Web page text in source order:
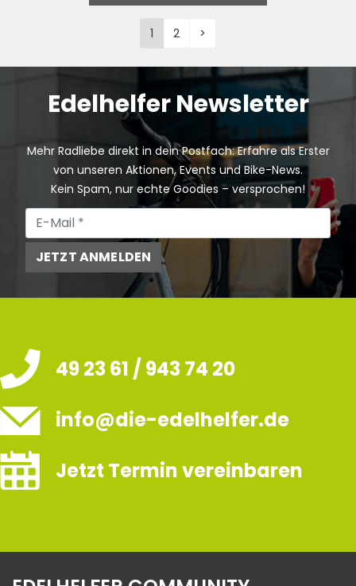
1 2 >
Edelhelfer Newsletter
Mehr Radliebe direkt in dein Postfach: Erfahre als Erster
von unseren Aktionen, Events und Bike-News.
Kein Spam, nur echte Goodies – versprochen!
JETZT ANMELDEN
49 23 61 / 943 74 20
info@die-edelhelfer.de
Jetzt Termin vereinbaren